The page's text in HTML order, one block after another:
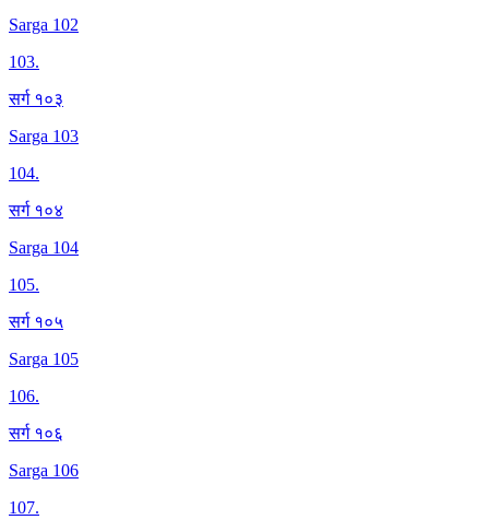
Sarga 102
103.
सर्ग १०३
Sarga 103
104.
सर्ग १०४
Sarga 104
105.
सर्ग १०५
Sarga 105
106.
सर्ग १०६
Sarga 106
107.